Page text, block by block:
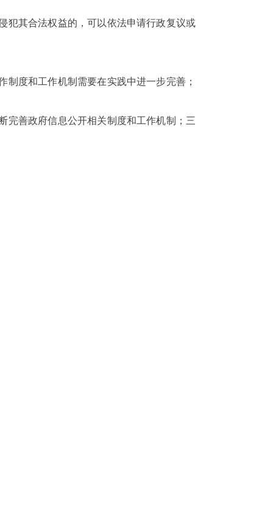
犯其合法权益的，可以依法申请行政复议或
度和工作机制需要在实践中进一步完善；
完善政府信息公开相关制度和工作机制；三